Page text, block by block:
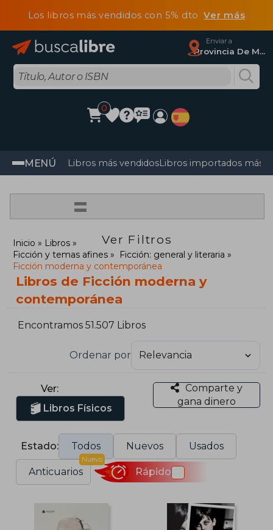
Los libros más vendidos con 5% dtoVer más
Enviar a
Provincia De Madrid
0
MENÚ Libros más vendidosLibros importados más
=
Ver Filtros
Inicio
Libros
Ficción y temas afines
Ficción: general y literaria
Ficción moderna y contemporánea
Libros de Ficción moderna y
contemporánea
Encontramos 51.507 Libros
Ordenar por
Ver:
Libros Físicos
Comparte y
gana dinero
Estado: Todos Nuevos Usados
Anticuarios
Nuevo
Rápido